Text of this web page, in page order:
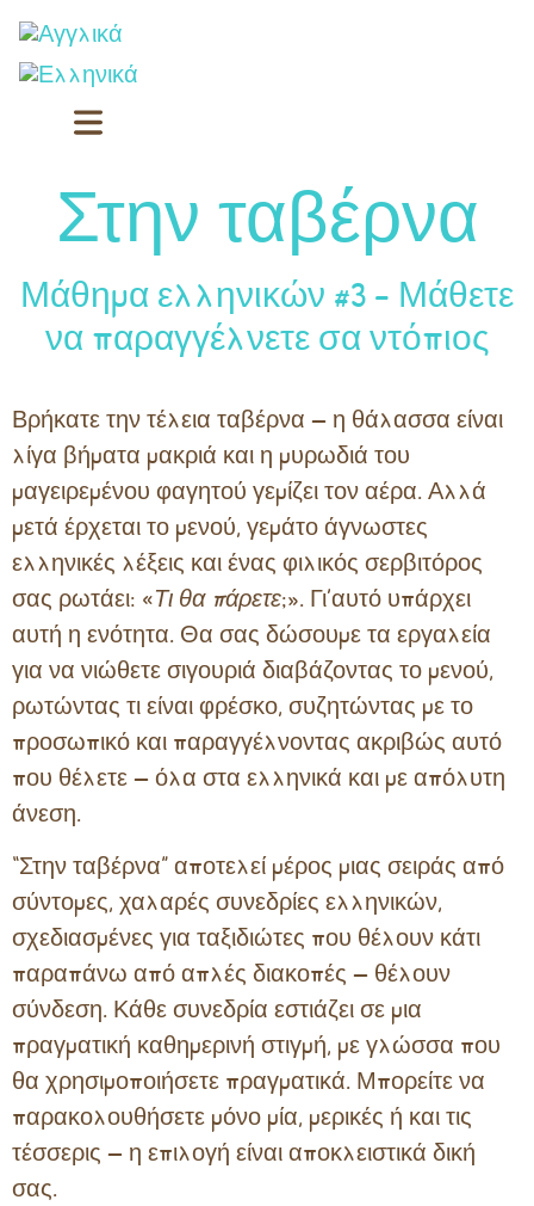
Στην ταβέρνα
Μάθημα ελληνικών #3 – Μάθετε
να παραγγέλνετε σα ντόπιος
Βρήκατε την τέλεια ταβέρνα — η θάλασσα είναι
λίγα βήματα μακριά και η μυρωδιά του
μαγειρεμένου φαγητού γεμίζει τον αέρα. Αλλά
μετά έρχεται το μενού, γεμάτο άγνωστες
ελληνικές λέξεις και ένας φιλικός σερβιτόρος
σας ρωτάει: «Τι θα πάρετε;». Γι’αυτό υπάρχει
αυτή η ενότητα. Θα σας δώσουμε τα εργαλεία
για να νιώθετε σιγουριά διαβάζοντας το μενού,
ρωτώντας τι είναι φρέσκο, συζητώντας με το
προσωπικό και παραγγέλνοντας ακριβώς αυτό
που θέλετε — όλα στα ελληνικά και με απόλυτη
άνεση.
“Στην ταβέρνα” αποτελεί μέρος μιας σειράς από
σύντομες, χαλαρές συνεδρίες ελληνικών,
σχεδιασμένες για ταξιδιώτες που θέλουν κάτι
παραπάνω από απλές διακοπές — θέλουν
σύνδεση. Κάθε συνεδρία εστιάζει σε μια
πραγματική καθημερινή στιγμή, με γλώσσα που
θα χρησιμοποιήσετε πραγματικά. Μπορείτε να
παρακολουθήσετε μόνο μία, μερικές ή και τις
τέσσερις — η επιλογή είναι αποκλειστικά δική
σας.